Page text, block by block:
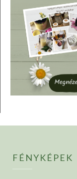
FÉNYKÉPEK